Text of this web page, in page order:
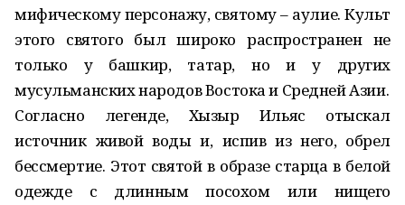
мифическому персонажу, святому – аулие. Культ
этого святого был широко распространен не
только у башкир, татар, но и у других
мусульманских народов Востока и Средней Азии.
Согласно легенде, Хызыр Ильяс отыскал
источник живой воды и, испив из него, обрел
бессмертие. Этот святой в образе старца в белой
одежде с длинным посохом или нищего